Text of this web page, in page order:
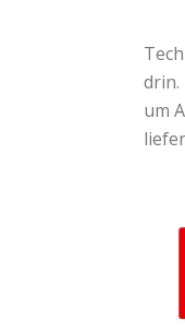
drin.
um